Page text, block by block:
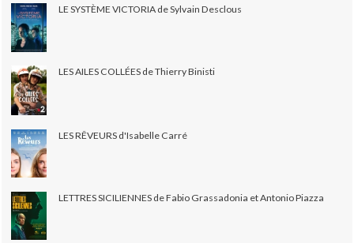
LE SYSTÈME VICTORIA de Sylvain Desclous
LES AILES COLLÉES de Thierry Binisti
LES RÊVEURS d'Isabelle Carré
LETTRES SICILIENNES de Fabio Grassadonia et Antonio Piazza